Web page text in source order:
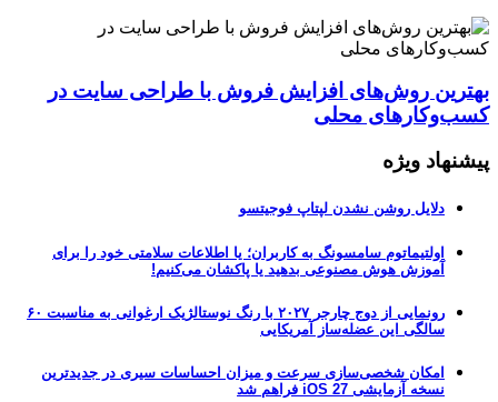
بهترین روش‌های افزایش فروش با طراحی سایت در
کسب‌وکارهای محلی
پیشنهاد ویژه
دلایل روشن نشدن لپتاپ فوجیتسو
اولتیماتوم سامسونگ به کاربران؛ یا اطلاعات سلامتی خود را برای
آموزش هوش مصنوعی بدهید یا پاکشان می‌کنیم!
رونمایی از دوج چارجر ۲۰۲۷ با رنگ نوستالژیک ارغوانی به مناسبت ۶۰
سالگی این عضله‌ساز آمریکایی
امکان شخصی‌سازی سرعت و میزان احساسات سیری در جدیدترین
نسخه آزمایشی iOS 27 فراهم شد